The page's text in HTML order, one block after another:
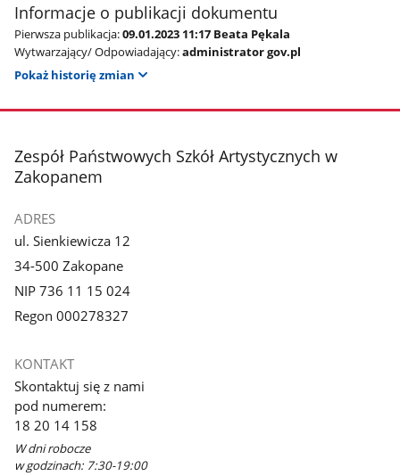
Informacje o publikacji dokumentu
Pierwsza publikacja:09.01.2023 11:17 Beata Pękala
Wytwarzający/ Odpowiadający:administrator gov.pl
Pokaż historię zmian
stopka
Zespół Państwowych Szkół Artystycznych w
Zakopanem
ADRES
ul. Sienkiewicza 12
34-500 Zakopane
NIP 736 11 15 024
Regon 000278327
KONTAKT
Skontaktuj się z nami
pod numerem:
18 20 14 158
W dni robocze
w godzinach: 7:30-19:00